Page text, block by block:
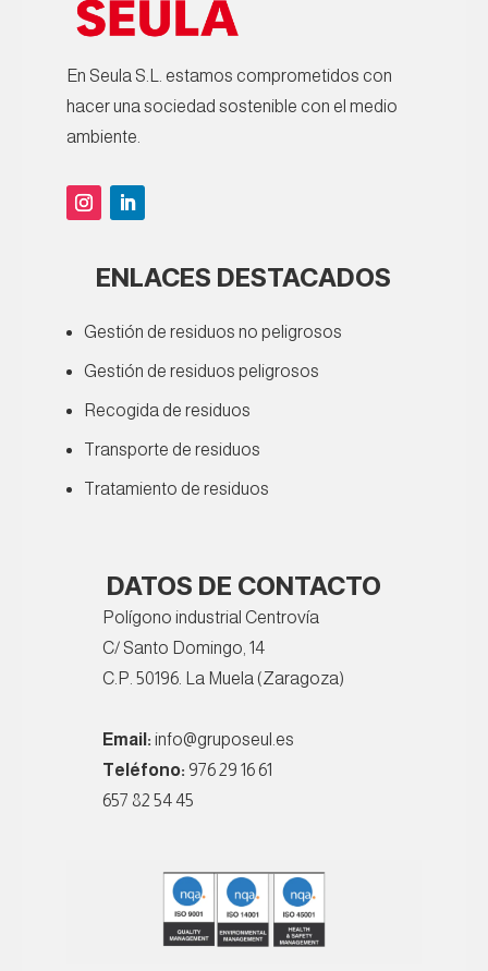
En Seula S.L. estamos comprometidos con
hacer una sociedad sostenible con el medio
ambiente.
ENLACES DESTACADOS
Gestión de residuos no peligrosos
Gestión de residuos peligrosos
Recogida de residuos
Transporte de residuos
Tratamiento de residuos
DATOS DE CONTACTO
Polígono industrial Centrovía
C/ Santo Domingo, 14
C.P. 50196. La Muela (Zaragoza)
Email: info@gruposeul.es
Teléfono: 976 29 16 61
657 82 54 45